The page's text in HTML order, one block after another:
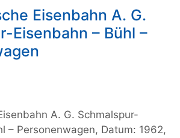
Eisenbahn A. G.
Eisenbahn – Bühl –
A. G. Schmalspur-
– Personenwagen, Datum: 1962,